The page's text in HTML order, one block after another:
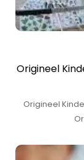
Origineel
Origineel